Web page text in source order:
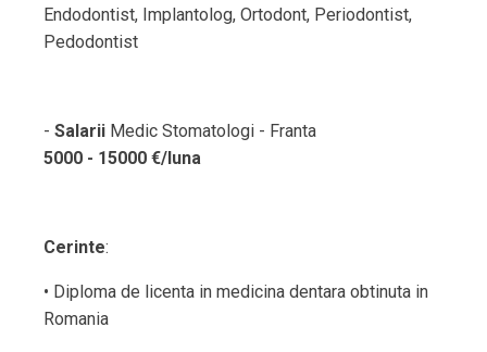
Endodontist, Implantolog, Ortodont, Periodontist,
Pedodontist
- Salarii Medic Stomatologi - Franta
5000 - 15000 €/luna
Cerinte:
• Diploma de licenta in medicina dentara obtinuta in
Romania